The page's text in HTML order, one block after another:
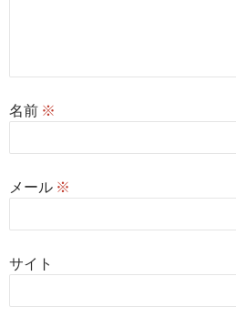
名前 ※
メール ※
サイト